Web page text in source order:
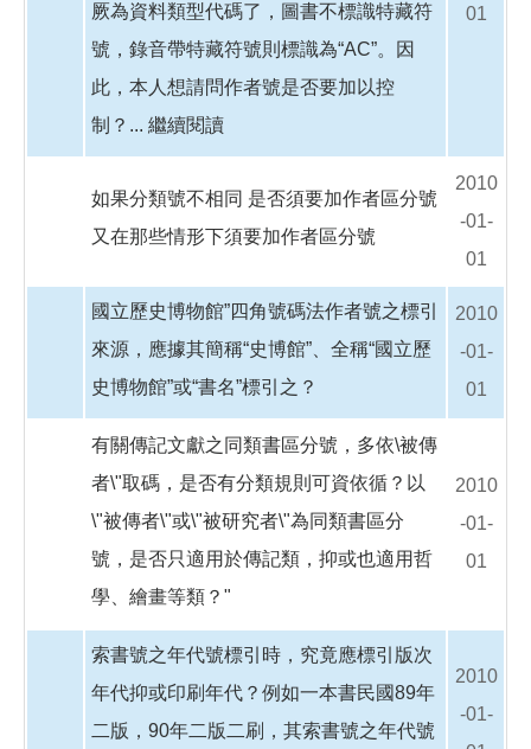
厥為資料類型代碼了，圖書不標識特藏符
號，錄音帶特藏符號則標識為“AC”。因
此，本人想請問作者號是否要加以控
制？... 繼續閱讀
01
如果分類號不相同 是否須要加作者區分號
又在那些情形下須要加作者區分號
2010
-01-
01
國立歷史博物館”四角號碼法作者號之標引
來源，應據其簡稱“史博館”、全稱“國立歷
史博物館”或“書名”標引之？
2010
-01-
01
有關傳記文獻之同類書區分號，多依\被傳
者\"取碼，是否有分類規則可資依循？以
\"被傳者\"或\"被研究者\"為同類書區分
號，是否只適用於傳記類，抑或也適用哲
學、繪畫等類？"
2010
-01-
01
索書號之年代號標引時，究竟應標引版次
年代抑或印刷年代？例如一本書民國89年
二版，90年二版二刷，其索書號之年代號
2010
-01-